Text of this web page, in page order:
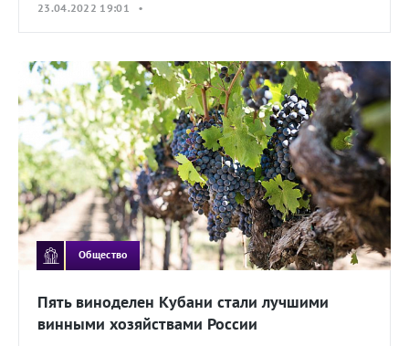
23.04.2022 19:01 •
Общество
Пять виноделен Кубани стали лучшими
винными хозяйствами России